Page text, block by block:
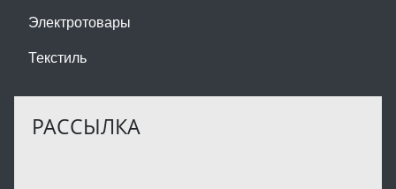
Электротовары
Текстиль
РАССЫЛКА